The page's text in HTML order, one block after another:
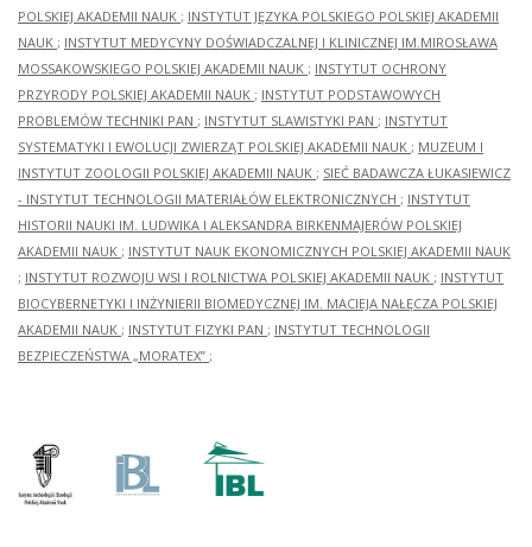
POLSKIEJ AKADEMII NAUK ; INSTYTUT JĘZYKA POLSKIEGO POLSKIEJ AKADEMII
NAUK ; INSTYTUT MEDYCYNY DOŚWIADCZALNEJ I KLINICZNEJ IM.MIROSŁAWA
MOSSAKOWSKIEGO POLSKIEJ AKADEMII NAUK ; INSTYTUT OCHRONY
PRZYRODY POLSKIEJ AKADEMII NAUK ; INSTYTUT PODSTAWOWYCH
PROBLEMÓW TECHNIKI PAN ; INSTYTUT SLAWISTYKI PAN ; INSTYTUT
SYSTEMATYKI I EWOLUCJI ZWIERZĄT POLSKIEJ AKADEMII NAUK ; MUZEUM I
INSTYTUT ZOOLOGII POLSKIEJ AKADEMII NAUK ; SIEĆ BADAWCZA ŁUKASIEWICZ
- INSTYTUT TECHNOLOGII MATERIAŁÓW ELEKTRONICZNYCH ; INSTYTUT
HISTORII NAUKI IM. LUDWIKA I ALEKSANDRA BIRKENMAJERÓW POLSKIEJ
AKADEMII NAUK ; INSTYTUT NAUK EKONOMICZNYCH POLSKIEJ AKADEMII NAUK
; INSTYTUT ROZWOJU WSI I ROLNICTWA POLSKIEJ AKADEMII NAUK ; INSTYTUT
BIOCYBERNETYKI I INŻYNIERII BIOMEDYCZNEJ IM. MACIEJA NAŁĘCZA POLSKIEJ
AKADEMII NAUK ; INSTYTUT FIZYKI PAN ; INSTYTUT TECHNOLOGII
BEZPIECZEŃSTWA „MORATEX” ;